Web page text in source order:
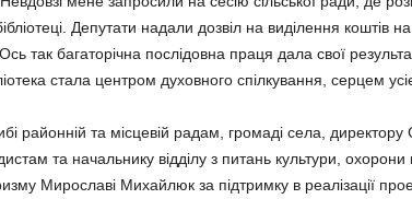
Депутати надали дозвіл на виділення коштів
Ось так багаторічна послідовна праця дала свої
стала центром духовного спілкування, серцем
районній та місцевій радам, громаді села,
та начальнику відділу з питань культури, охорони
Мирославі Михайлюк за підтримку в реалізації